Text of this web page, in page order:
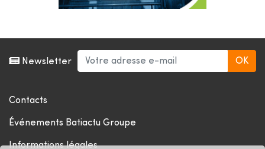
Newsletter
Contacts
Événements Batiactu Groupe
Informations légales